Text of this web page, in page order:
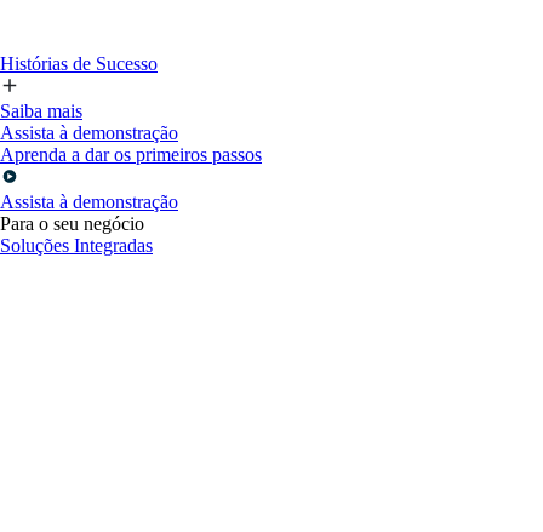
Histórias de Sucesso
Saiba mais
Assista à demonstração
Aprenda a dar os primeiros passos
Assista à demonstração
Para o seu negócio
Soluções Integradas